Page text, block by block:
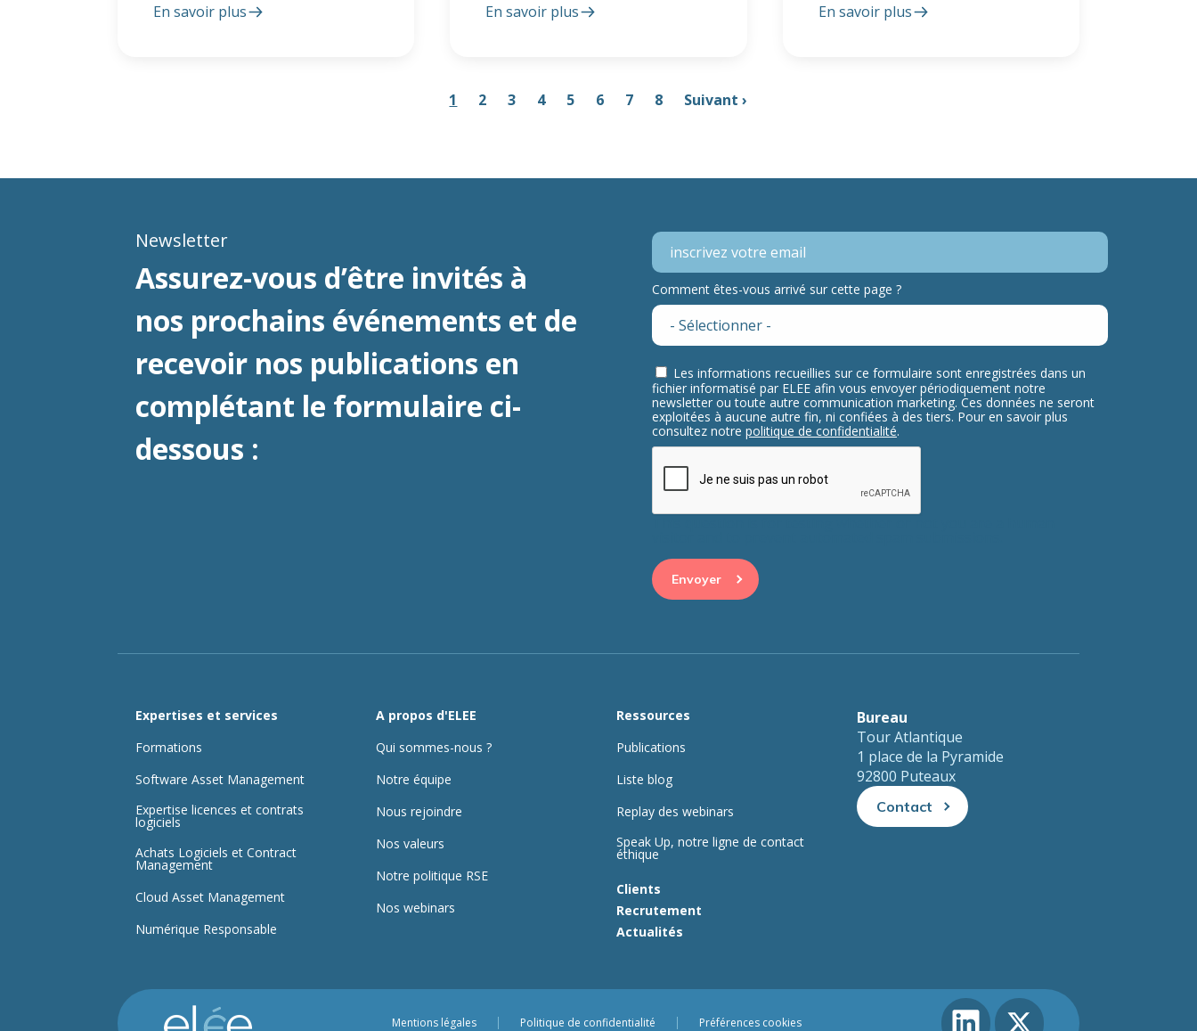
En savoir plus En savoir plus En savoir plus
1 2 3 4 5 6 7 8 Suivant ›
Newsletter
Assurez-vous d’être invités à
nos prochains événements et de
recevoir nos publications en
complétant le formulaire ci-
dessous :
Comment êtes-vous arrivé sur cette page ?
Les informations recueillies sur ce formulaire sont enregistrées dans un
fichier informatisé par ELEE afin vous envoyer périodiquement notre
newsletter ou toute autre communication marketing. Ces données ne seront
exploitées à aucune autre fin, ni confiées à des tiers. Pour en savoir plus
consultez notre politique de confidentialité.
Expertises et services
Formations
Software Asset Management
Expertise licences et contrats
logiciels
Achats Logiciels et Contract
Management
Cloud Asset Management
Numérique Responsable
A propos d'ELEE
Qui sommes-nous ?
Notre équipe
Nous rejoindre
Nos valeurs
Notre politique RSE
Nos webinars
Ressources
Publications
Liste blog
Replay des webinars
Speak Up, notre ligne de contact
éthique
Clients
Recrutement
Actualités
Bureau
Tour Atlantique
1 place de la Pyramide
92800 Puteaux
Contact
Mentions légales Politique de confidentialité Préférences cookies